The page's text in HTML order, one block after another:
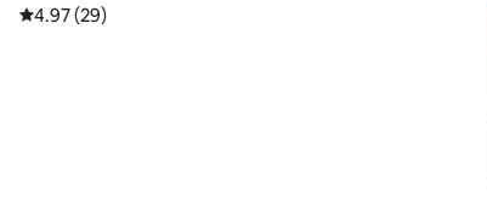
Calificación promedio: 4.97 de 5, 29 reseñas
4.97 (29)